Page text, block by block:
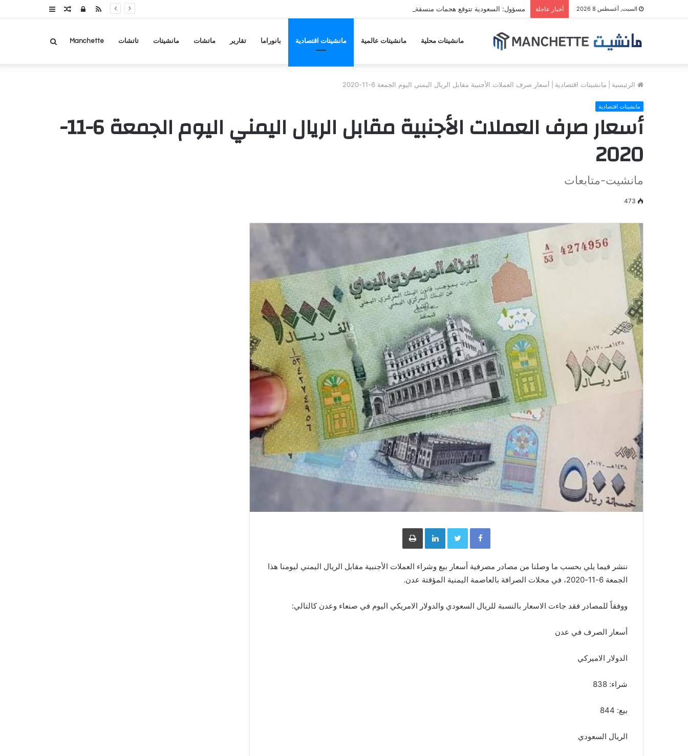
السبت, أغسطس 8 2026 أخبار عاجلة مسؤول: السعودية تتوقع هجمات منسقة من حلفاء لإيران عمودمقالتسجيلRSS
مانشيتات محلية مانشيتات عالمية مانشيتات اقتصادية بانوراما تقارير ماتشات مانشيتات تاتشات Manchette بحث
الرئيسية مانشيتات اقتصادية أسعار صرف العملات الأجنبية مقابل الريال اليمني اليوم الجمعة 6-11-2020
مانشيتات اقتصادية
أسعار صرف العملات الأجنبية مقابل الريال اليمني اليوم الجمعة 6-11-
2020
مانشيت-متابعات
473
Facebook
Twitter
LinkedInطباعة
ننشر فيما يلي بحسب ما وصلنا من مصادر مصرفية أسعار بيع وشراء العملات الأجنبية مقابل الريال اليمني ليومنا هذا
الجمعة 6-11-2020، في محلات الصرافة بالعاصمة اليمنية المؤقتة عدن.
ووفقاً للمصادر فقد جاءت الاسعار بالنسبة للريال السعودي والدولار الامريكي اليوم في صنعاء وعدن كالتالي:
أسعار الصرف في عدن
الدولار الاميركي
شراء: 838
بيع: 844
الريال السعودي